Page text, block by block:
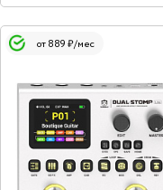
от 889 ₽/мес